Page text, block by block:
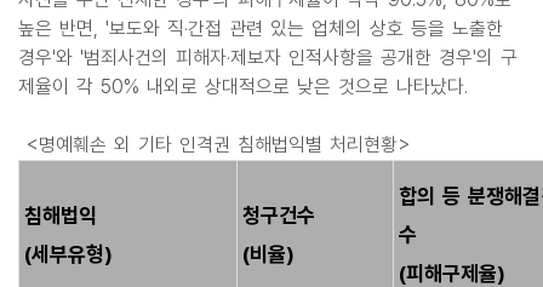
높은 반면, '보도와 직·간접 관련 있는 업체의 상호 등을 노출한
경우'와 '범죄사건의 피해자·제보자 인적사항을 공개한 경우'의 구
제율이 각 50% 내외로 상대적으로 낮은 것으로 나타났다.
<명예훼손 외 기타 인격권 침해법익별 처리현황>
침해법익
(세부유형)
청구건수
(비율)
합의 등 분쟁해
수
(피해구제율)